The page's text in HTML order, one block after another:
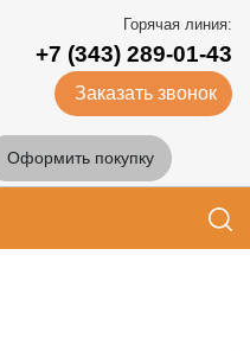
Горячая линия:
+7 (343) 289-01-43
Заказать звонок
Оформить покупку